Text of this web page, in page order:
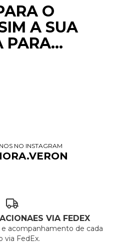
O
PARA
DO
NO INSTAGRAM
VIA FEDEX
acompanhamento de cada
via FedEx.